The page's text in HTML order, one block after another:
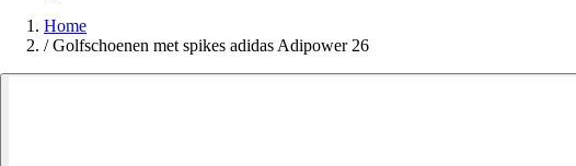
Home
/ Golfschoenen met spikes adidas Adipower 26